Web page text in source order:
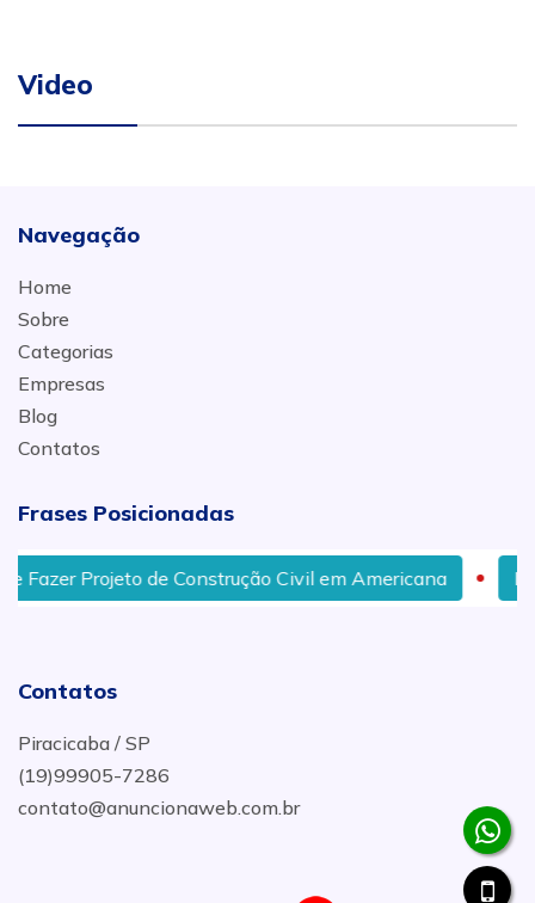
Video
Navegação
Home
Sobre
Categorias
Empresas
Blog
Contatos
Frases Posicionadas
Projeto de Construção Civil em Americana
Contatos
Piracicaba / SP
(19)99905-7286
contato@anuncionaweb.com.br